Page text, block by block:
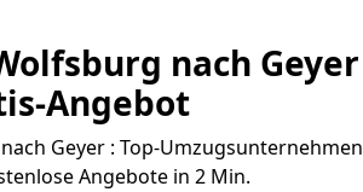
nach Geyer
Angebot
Geyer : Top-Umzugsunternehmen
Angebote in 2 Min.